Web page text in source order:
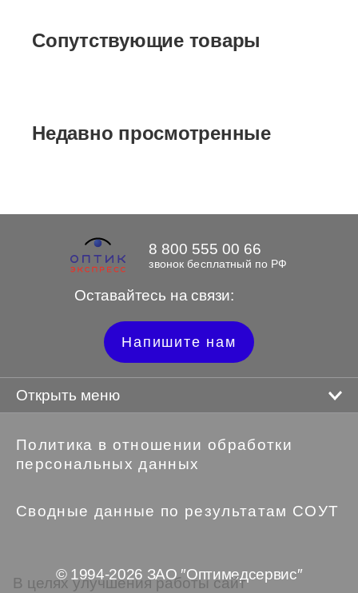
Сопутствующие товары
Недавно просмотренные
Оставайтесь на связи:
8 800 555 00 66
звонок бесплатный по РФ
Напишите нам
Открыть меню
Политика в отношении обработки
персональных данных
Сводные данные по результатам СОУТ
© 1994-2026 ЗАО ″Оптимедсервис″
В целях улучшения работы сайт